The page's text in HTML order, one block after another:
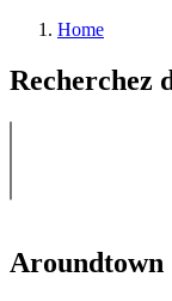
Home
Recherchez
Aroundtown